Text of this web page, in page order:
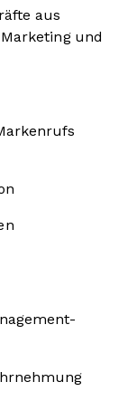
aus
und